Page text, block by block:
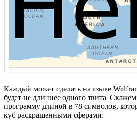
Каждый может сделать на языке
будет не длиннее одного твита.
программу длиной в 78 символов,
куб раскрашенными сферами: